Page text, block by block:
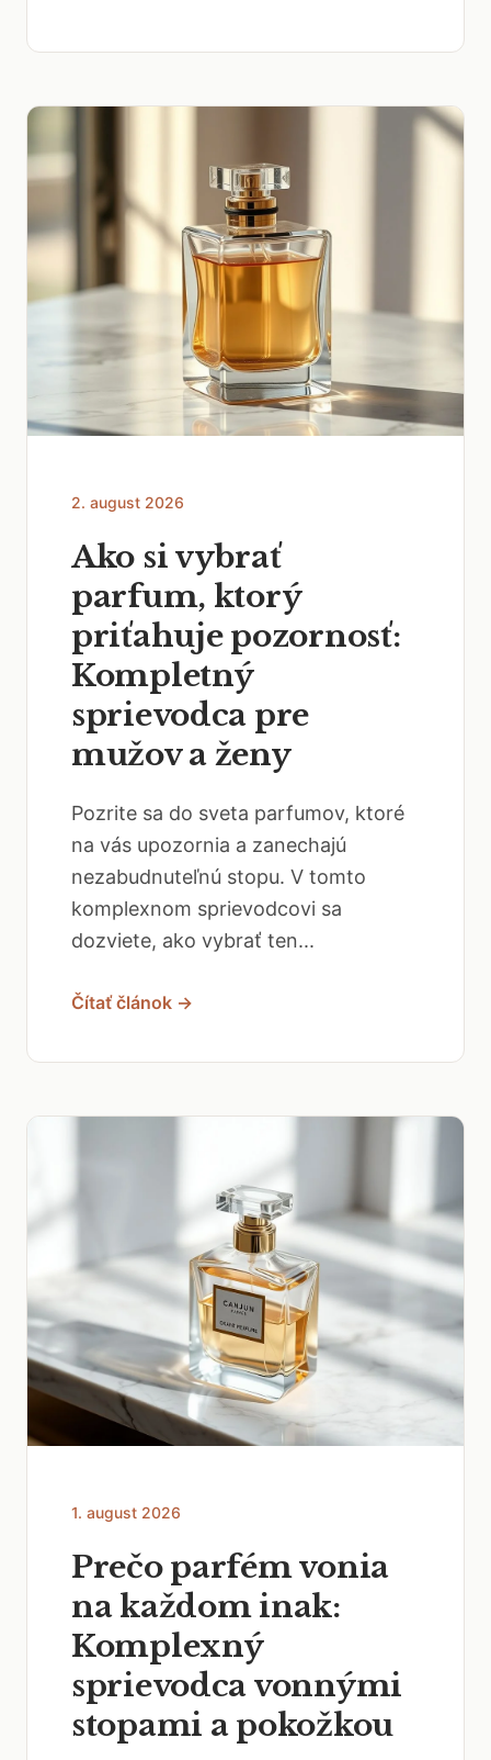
2. august 2026
Ako si vybrať
parfum, ktorý
priťahuje pozornosť:
Kompletný
sprievodca pre
mužov a ženy
Pozrite sa do sveta parfumov, ktoré
na vás upozornia a zanechajú
nezabudnuteľnú stopu. V tomto
komplexnom sprievodcovi sa
dozviete, ako vybrať ten...
Čítať článok →
1. august 2026
Prečo parfém vonia
na každom inak:
Komplexný
sprievodca vonnými
stopami a pokožkou